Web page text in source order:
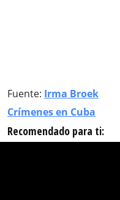
Fuente: Irma Broek
Crímenes en Cuba
Recomendado para ti: